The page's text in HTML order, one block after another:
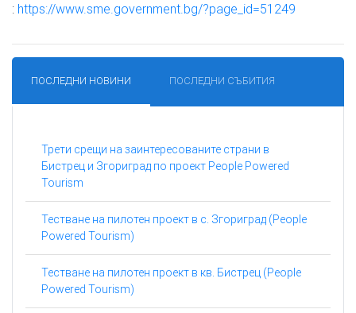
: https://www.sme.government.bg/?page_id=51249
ПОСЛЕДНИ НОВИНИ ПОСЛЕДНИ СЪБИТИЯ
Трети срещи на заинтересованите страни в
Бистрец и Згориград по проект People Powered
Tourism
Тестване на пилотен проект в с. Згориград (People
Powered Tourism)
Тестване на пилотен проект в кв. Бистрец (People
Powered Tourism)